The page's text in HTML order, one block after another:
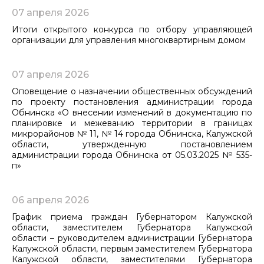
07 апреля 2026
Итоги открытого конкурса по отбору управляющей
организации для управления многоквартирным домом
07 апреля 2026
Оповещение о назначении общественных обсуждений
по проекту постановления администрации города
Обнинска «О внесении изменений в документацию по
планировке и межеванию территории в границах
микрорайонов № 11, № 14 города Обнинска, Калужской
области, утвержденную постановлением
администрации города Обнинска от 05.03.2025 № 535-
п»
06 апреля 2026
График приема граждан Губернатором Калужской
области, заместителем Губернатора Калужской
области – руководителем администрации Губернатора
Калужской области, первым заместителем Губернатора
Калужской области, заместителями Губернатора